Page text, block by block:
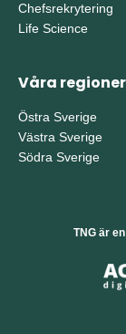
Chefsrekrytering
Life Science
Våra regioner
Östra Sverige
Västra Sverige
Södra Sverige
TNG är